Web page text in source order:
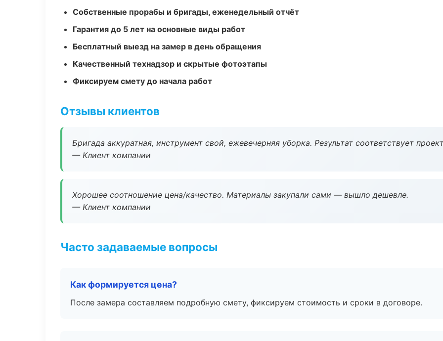
Собственные прорабы и бригады, еженедельный отчёт
Гарантия до 5 лет на основные виды работ
Бесплатный выезд на замер в день обращения
Качественный технадзор и скрытые фотоэтапы
Фиксируем смету до начала работ
Отзывы клиентов
Бригада аккуратная, инструмент свой, ежевечерняя уборка. Результат соответствует
— Клиент компании
Хорошее соотношение цена/качество. Материалы закупали сами — вышло дешевле.
— Клиент компании
Часто задаваемые вопросы
Как формируется цена?
После замера составляем подробную смету, фиксируем стоимость и сроки в договоре.